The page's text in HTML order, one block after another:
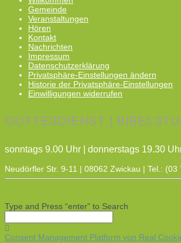
Gemeinde
Veranstaltungen
Hören
Kontakt
Nachrichten
Impressum
Datenschutzerklärung
Privatsphäre-Einstellungen ändern
Historie der Privatsphäre-Einstellungen
Einwilligungen widerrufen
GOTTESDIENST |
sonntags 9.00 Uhr | donnerstags 19.30
Neudörfler Str. 9-11 | 08062 Zwickau | Tel.: (03
Type and Press “enter” to Search
Consent Management Platform von Real